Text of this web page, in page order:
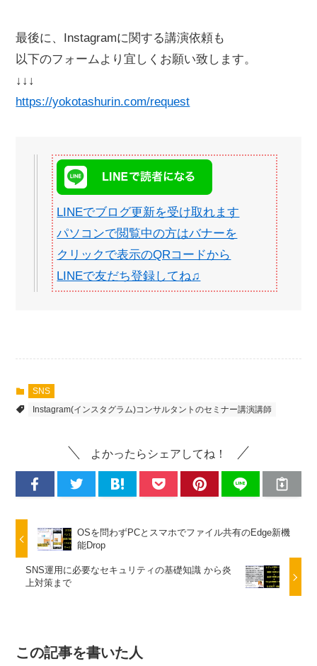
最後に、Instagramに関する講演依頼も
以下のフォームより宜しくお願い致します。
↓↓↓
https://yokotashurin.com/request
LINEでブログ更新を受け取れます
パソコンで閲覧中の方はバナーを
クリックで表示のQRコードから
LINEで友だち登録してね♫
SNS
Instagram(インスタグラム)コンサルタントのセミナー講演講師
よかったらシェアしてね！
OSを問わずPCとスマホでファイル共有のEdge新機
能Drop
SNS運用に必要なセキュリティの基礎知識 から炎
上対策まで
この記事を書いた人